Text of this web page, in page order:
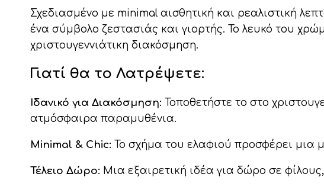
Σχεδιασμένο με minimal αισθητική και ρεαλιστική
ένα σύμβολο ζεστασιάς και γιορτής. Το λευκό του
χριστουγεννιάτικη διακόσμηση.
Γιατί θα το Λατρέψετε:
Ιδανικό για Διακόσμηση: Τοποθετήστε το στο
ατμόσφαιρα παραμυθένια.
Minimal & Chic: Το σχήμα του ελαφιού προσφέρει μια
Τέλειο Δώρο: Μια εξαιρετική ιδέα για δώρο σε